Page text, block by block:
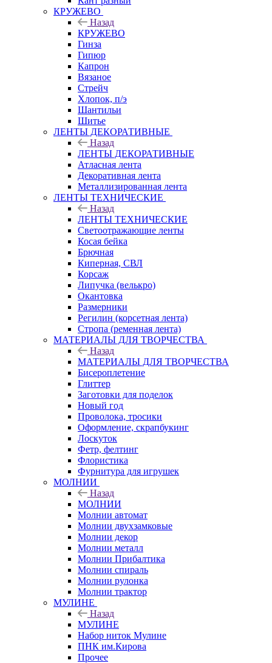
КРУЖЕВО
Назад
КРУЖЕВО
Гинза
Гипюр
Капрон
Вязаное
Стрейч
Хлопок, п/э
Шантильи
Шитье
ЛЕНТЫ ДЕКОРАТИВНЫЕ
Назад
ЛЕНТЫ ДЕКОРАТИВНЫЕ
Атласная лента
Декоративная лента
Металлизированная лента
ЛЕНТЫ ТЕХНИЧЕСКИЕ
Назад
ЛЕНТЫ ТЕХНИЧЕСКИЕ
Светоотражающие ленты
Косая бейка
Брючная
Киперная, СВЛ
Корсаж
Липучка (велькро)
Окантовка
Размерники
Регилин (корсетная лента)
Стропа (ременная лента)
МАТЕРИАЛЫ ДЛЯ ТВОРЧЕСТВА
Назад
МАТЕРИАЛЫ ДЛЯ ТВОРЧЕСТВА
Бисероплетение
Глиттер
Заготовки для поделок
Новый год
Проволока, тросики
Оформление, скрапбукинг
Лоскуток
Фетр, фелтинг
Флористика
Фурнитура для игрушек
МОЛНИИ
Назад
МОЛНИИ
Молнии автомат
Молнии двухзамковые
Молнии декор
Молнии металл
Молнии Прибалтика
Молнии спираль
Молнии рулонка
Молнии трактор
МУЛИНЕ
Назад
МУЛИНЕ
Набор ниток Мулине
ПНК им.Кирова
Прочее